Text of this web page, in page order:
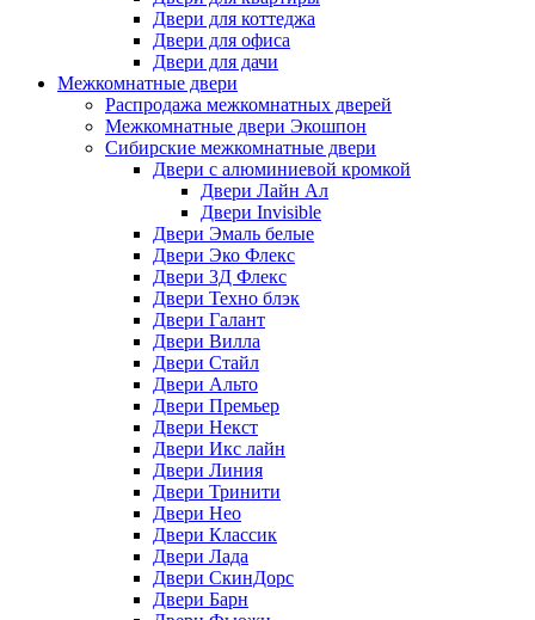
Двери для коттеджа
Двери для офиса
Двери для дачи
Межкомнатные двери
Распродажа межкомнатных дверей
Межкомнатные двери Экошпон
Сибирские межкомнатные двери
Двери с алюминиевой кромкой
Двери Лайн Ал
Двери Invisible
Двери Эмаль белые
Двери Эко Флекс
Двери 3Д Флекс
Двери Техно блэк
Двери Галант
Двери Вилла
Двери Стайл
Двери Альто
Двери Премьер
Двери Некст
Двери Икс лайн
Двери Линия
Двери Тринити
Двери Нео
Двери Классик
Двери Лада
Двери СкинДорс
Двери Барн